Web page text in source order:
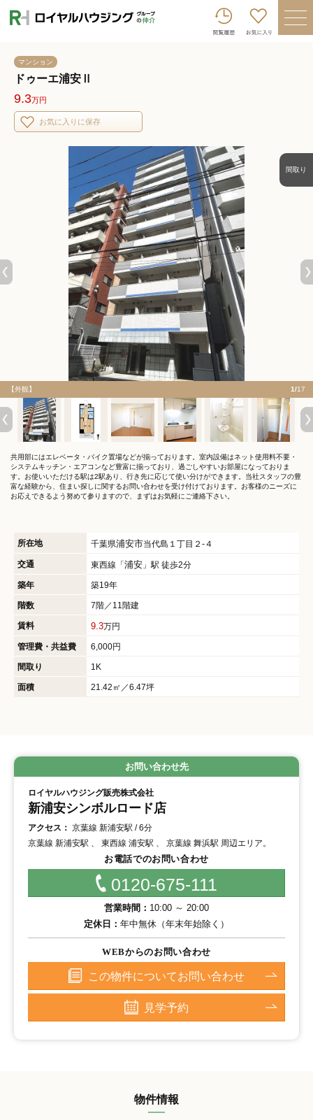
マンション
ドゥーエ浦安Ⅱ
9.3万円
お気に入りに保存
【外観】 1/17
間取り
共用部にはエレベータ・バイク置場などが揃っております。室内設備はネット使用料不要・
システムキッチン・エアコンなど豊富に揃っており、過ごしやすいお部屋になっておりま
す。お使いいただける駅は2駅あり、行き先に応じて使い分けができます。当社スタッフの豊
富な経験から、住まい探しに関するお問い合わせを受け付けております。お客様のニーズに
お応えできるよう努めて参りますので、まずはお気軽にご連絡下さい。
所在地 千葉県浦安市当代島１丁目２-４
交通 東西線「浦安 」駅 徒歩2分
築年 築19年
階数 7階／11階建
賃料 9.3万円
管理費・共益費 6,000円
間取り 1K
面積 21.42㎡／6.47坪
お問い合わせ先
ロイヤルハウジング販売株式会社
新浦安シンボルロード店
アクセス： 京葉線 新浦安駅 / 6分
京葉線 新浦安駅 、 東西線 浦安駅 、 京葉線 舞浜駅 周辺エリア。
お電話でのお問い合わせ
0120-675-111
営業時間： 10:00 ～ 20:00
定休日： 年中無休（年末年始除く）
WEBからのお問い合わせ
この物件についてお問い合わせ
見学予約
物件情報
ロイヤルハウジンググループトップへ
売りたい
貸したい
店舗を探す
企業情報
ログイン 会員登録